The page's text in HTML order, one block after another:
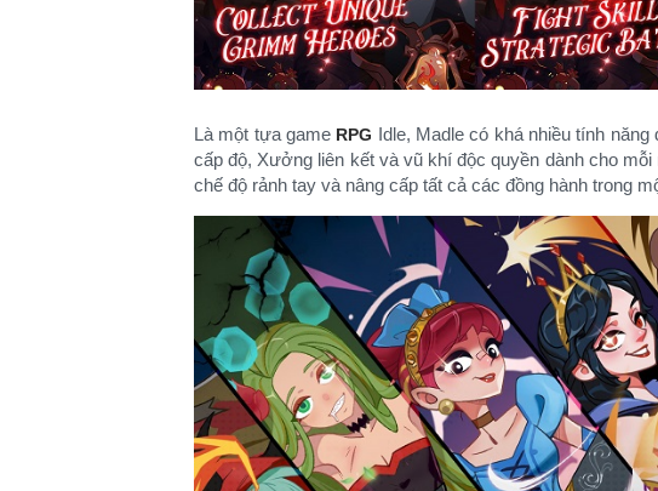
Là một tựa game RPG Idle, Madle có khá nhiều tính
cấp độ, Xưởng liên kết và vũ khí độc quyền dành cho
chế độ rảnh tay và nâng cấp tất cả các đồng hành trong